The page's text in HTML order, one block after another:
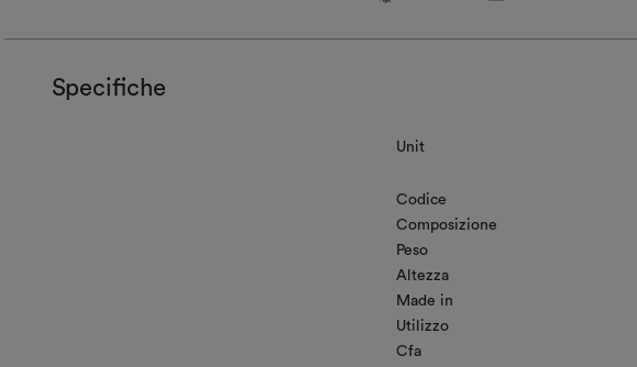
Specifiche
Unit
Codice
Composizione
Peso
Altezza
Made in
Utilizzo
Cfa